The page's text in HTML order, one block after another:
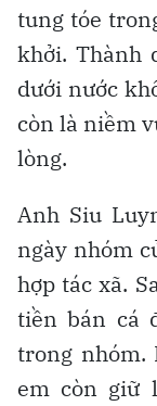
tung tóe
khởi. Thành
dưới nước
còn là niềm
lòng.
Anh Siu
ngày nhóm
hợp tác xã.
tiền bán cá
trong nhóm.
em còn giữ